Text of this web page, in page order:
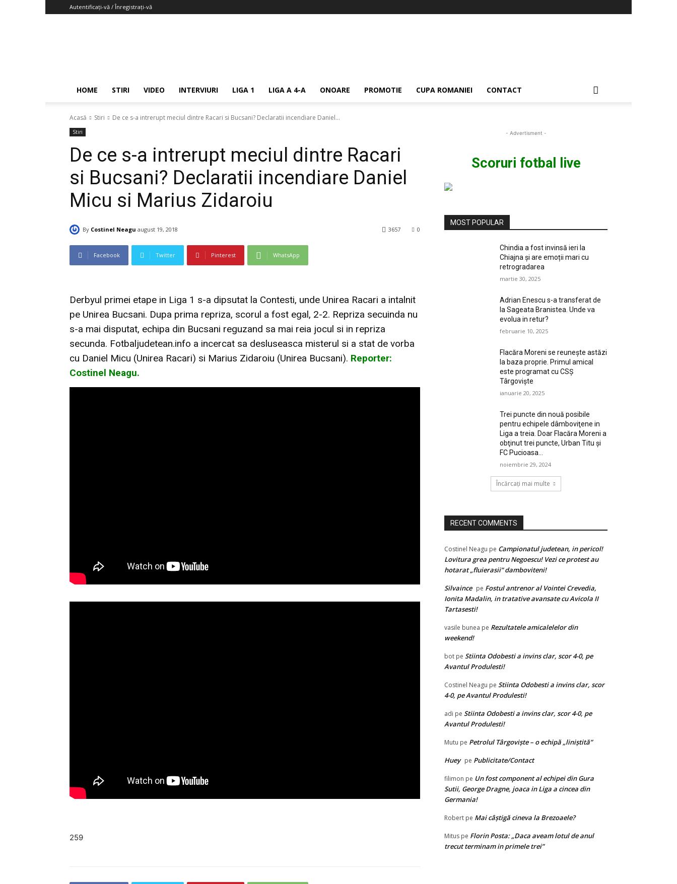
Autentificați-vă / Înregistrați-vă
HOME STIRI VIDEO INTERVIURI LIGA 1 LIGA A 4-A ONOARE PROMOTIE CUPA ROMANIEI CONTACT
Acasă Stiri De ce s-a intrerupt meciul dintre Racari si Bucsani? Declaratii incendiare Daniel...
Stiri
De ce s-a intrerupt meciul dintre Racari
si Bucsani? Declaratii incendiare Daniel
Micu si Marius Zidaroiu
By Costinel Neagu august 19, 2018 0
3657
Facebook Twitter Pinterest WhatsApp
Derbyul primei etape in Liga 1 s-a dipsutat la Contesti, unde Unirea Racari a intalnit
pe Unirea Bucsani. Dupa prima repriza, scorul a fost egal, 2-2. Repriza secuinda nu
s-a mai disputat, echipa din Bucsani reguzand sa mai reia jocul si in repriza
secunda. Fotbaljudetean.info a incercat sa desluseasca misterul si a stat de vorba
cu Daniel Micu (Unirea Racari) si Marius Zidaroiu (Unirea Bucsani). Reporter:
Costinel Neagu.
259
- Advertisment -
Scoruri fotbal live
MOST POPULAR
Chindia a fost invinsă ieri la
Chiajna și are emoții mari cu
retrogradarea
martie 30, 2025
Adrian Enescu s-a transferat de
la Sageata Branistea. Unde va
evolua in retur?
februarie 10, 2025
Flacăra Moreni se reuneşte astăzi
la baza proprie. Primul amical
este programat cu CSȘ
Târgovişte
ianuarie 20, 2025
Trei puncte din nouă posibile
pentru echipele dâmboviţene in
Liga a treia. Doar Flacăra Moreni a
obţinut trei puncte, Urban Titu şi
FC Pucioasa...
noiembrie 29, 2024
Încărcați mai multe
RECENT COMMENTS
Costinel Neagu pe Campionatul judetean, in pericol!
Lovitura grea pentru Negoescu! Vezi ce protest au
hotarat „fluierasii” damboviteni!
Silvaince pe Fostul antrenor al Vointei Crevedia,
Ionita Madalin, in tratative avansate cu Avicola II
Tartasesti!
vasile bunea pe Rezultatele amicalelelor din
weekend!
bot pe Stiinta Odobesti a invins clar, scor 4-0, pe
Avantul Produlesti!
Costinel Neagu pe Stiinta Odobesti a invins clar, scor
4-0, pe Avantul Produlesti!
adi pe Stiinta Odobesti a invins clar, scor 4-0, pe
Avantul Produlesti!
Mutu pe Petrolul Târgovişte – o echipă „liniştită”
Huey pe Publicitate/Contact
filimon pe Un fost component al echipei din Gura
Sutii, George Dragne, joaca in Liga a cincea din
Germania!
Robert pe Mai câștigă cineva la Brezoaele?
Mitus pe Florin Posta: „Daca aveam lotul de anul
trecut terminam in primele trei”